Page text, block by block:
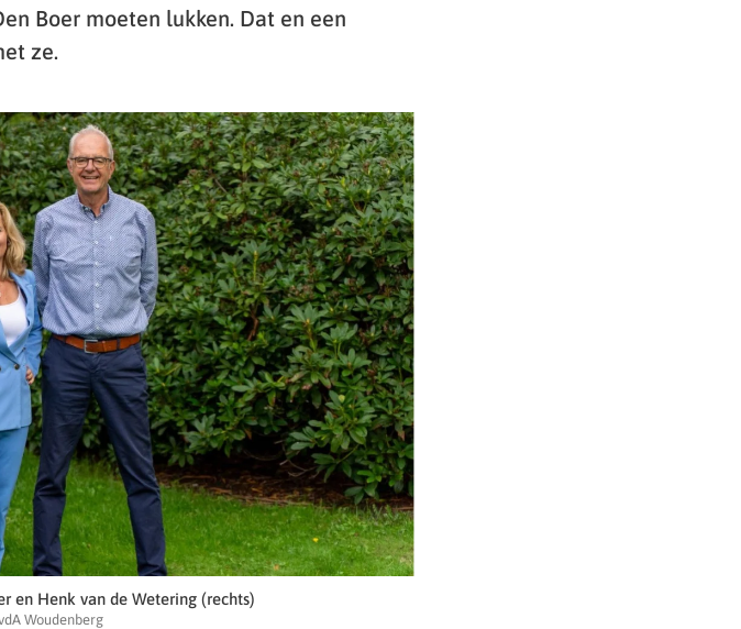
Boer moeten lukken. Dat en een
ze.
en Henk van de Wetering (rechts)
Woudenberg